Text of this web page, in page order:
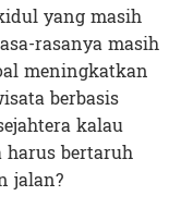
yang masih
rasanya masih
meningkatkan
berbasis
kalau
harus bertaruh
jalan?